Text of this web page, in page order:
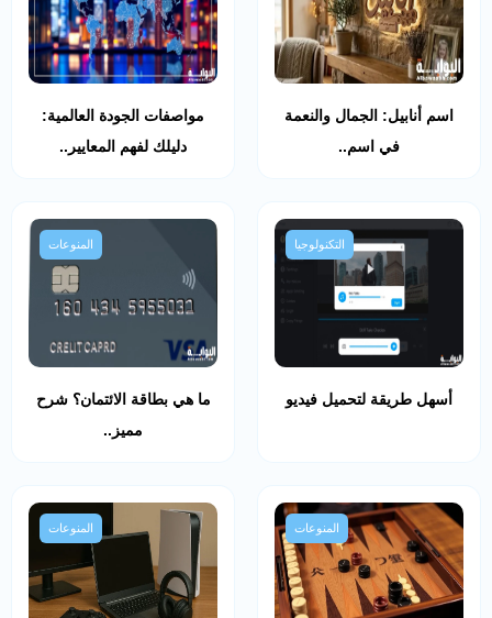
اسم أنابيل: الجمال والنعمة
في اسم..
مواصفات الجودة العالمية:
دليلك لفهم المعايير..
التكنولوجيا
أسهل طريقة لتحميل فيديو
المنوعات
ما هي بطاقة الائتمان؟ شرح
مميز..
المنوعات المنوعات